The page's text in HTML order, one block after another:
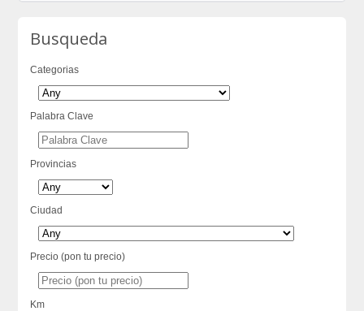
Busqueda
Categorias
Palabra Clave
Provincias
Ciudad
Precio (pon tu precio)
Km